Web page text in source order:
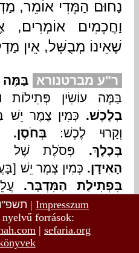
תשפ"ו | Impresszum
nyelvű források:
| sefaria.org